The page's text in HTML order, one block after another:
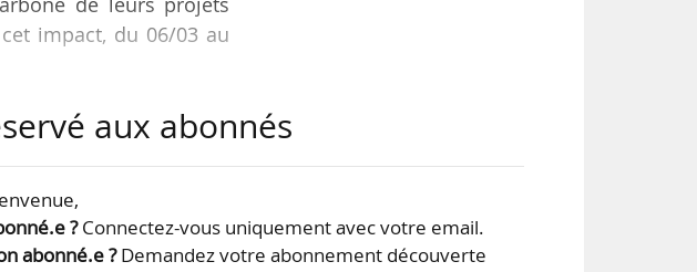
impact, du 06/03 au
l’impact énergétique
du projet (neuf,
aux abonnés
?Connectez-vous uniquement avec votre email.
abonné.e ?Demandez votre abonnement découverte